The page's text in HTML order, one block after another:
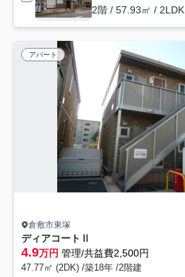
2階 / 57.93㎡ / 2LDK
アパート
倉敷市東塚
ディアコートⅡ
4.9万円 管理/共益費2,500円
47.77㎡ (2DK) /築18年 /2階建